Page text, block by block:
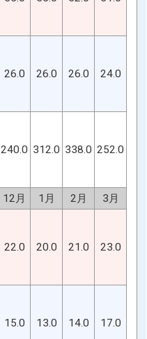
26.0 26.0 26.0 24.0
240.0 312.0 338.0 252.0
12月 1月 2月
3月
22.0 20.0 21.0 23.0
15.0 13.0 14.0 17.0